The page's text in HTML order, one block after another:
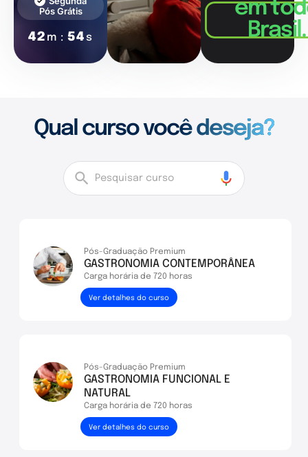
Pós Grátis
42 m : 53s
em
Brasil.
Qual curso você deseja?
Pós-Graduação Premium
GASTRONOMIA CONTEMPORÂNEA
Carga horária de 720 horas
Pós-Graduação Premium
GASTRONOMIA FUNCIONAL E
NATURAL
Carga horária de 720 horas